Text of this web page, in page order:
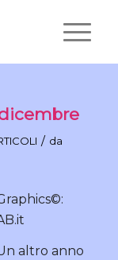
/ da
altro anno